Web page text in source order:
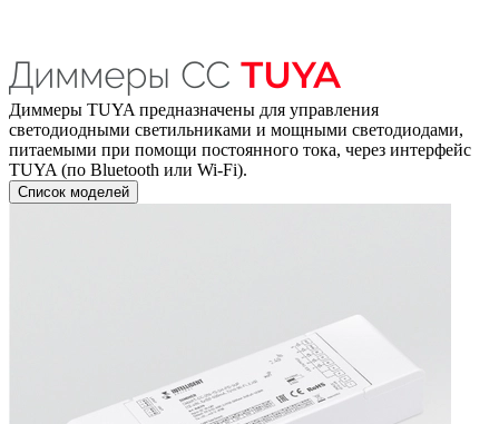
Диммеры TUYA предназначены для управления
светодиодными светильниками и мощными светодиодами,
питаемыми при помощи постоянного тока, через интерфейс
TUYA (по Bluetooth или Wi-Fi).
Список моделей